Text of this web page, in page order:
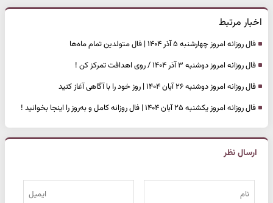
اخبار مرتبط
فال روزانه امروز چهارشنبه ۵ آذر ۱۴۰۴ | فال متولدین تمام ماه‌ها
فال روزانه امروز دوشنبه ۳ آذر ۱۴۰۴ / روی اهدافت تمرکز کن !
فال روزانه امروز دوشنبه ۲۶ آبان ۱۴۰۴ | روز خود را با آگاهی آغاز کنید
فال روزانه امروز یکشنبه ۲۵ آبان ۱۴۰۴ | فال روزانه کامل و به‌روز را اینجا بخوانید !
ارسال نظر